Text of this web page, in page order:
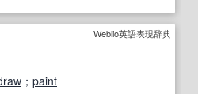
Weblio英語表現辞典
； paint